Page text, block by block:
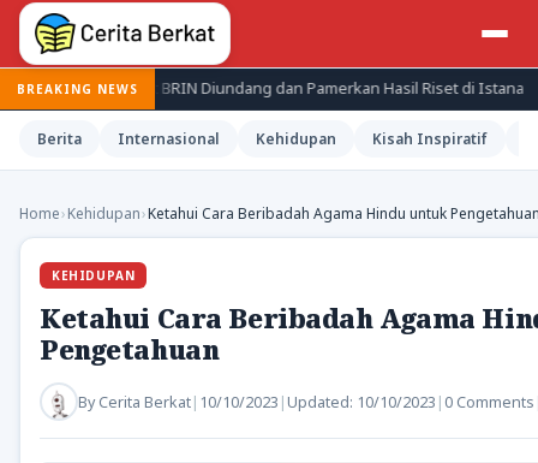
BREAKING NEWS
BRIN Diundang dan Pamerkan Hasil Riset di Istana
Berita Internasional Kehidupan Kisah Inspiratif
Home›Kehidupan›Ketahui Cara Beribadah Agama Hindu untuk
KEHIDUPAN
Ketahui Cara Beribadah Agama
Pengetahuan
ByCerita Berkat| 10/10/2023 | Updated: 10/10/2023 | 0 Comments